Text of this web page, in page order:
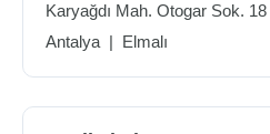
Karyağdı Mah. Otogar Sok. 18
Antalya | Elmalı